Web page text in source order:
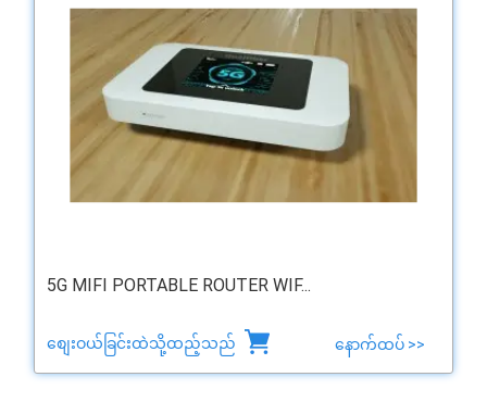
5G MIFI PORTABLE ROUTER WIF...
စျေးဝယ်ခြင်းထဲသို့ထည့်သည် နောက်ထပ် >>